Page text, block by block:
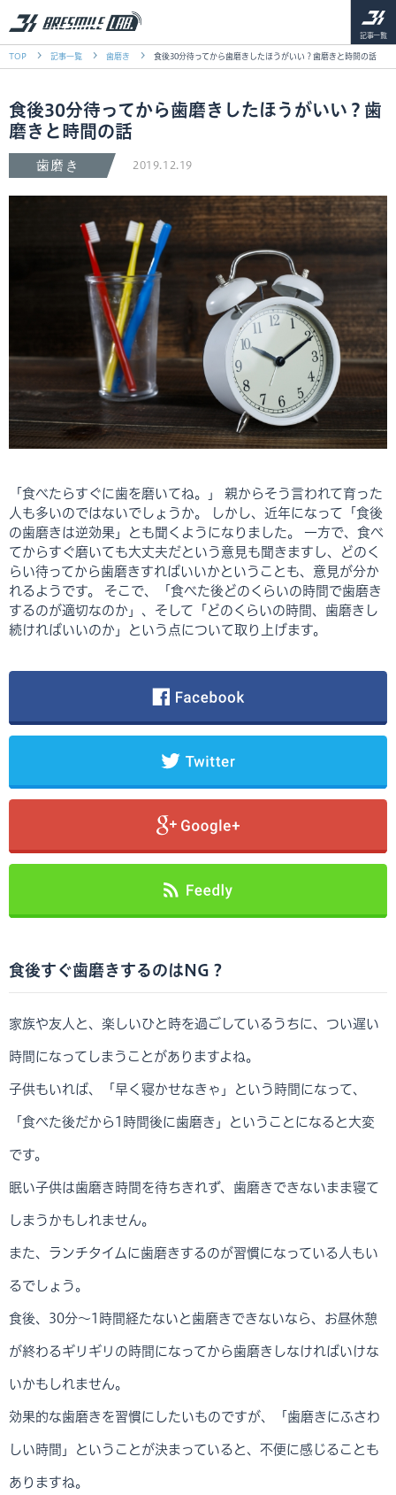
記事一覧
TOP 記事一覧 歯磨き 食後30分待ってから歯磨きしたほうがいい？歯磨きと時間の話
食後30分待ってから歯磨きしたほうがいい？歯
磨きと時間の話
歯磨き 2019.12.19
「食べたらすぐに歯を磨いてね。」 親からそう言われて育った
人も多いのではないでしょうか。 しかし、近年になって「食後
の歯磨きは逆効果」とも聞くようになりました。 一方で、食べ
てからすぐ磨いても大丈夫だという意見も聞きますし、どのく
らい待ってから歯磨きすればいいかということも、意見が分か
れるようです。 そこで、「食べた後どのくらいの時間で歯磨き
するのが適切なのか」、そして「どのくらいの時間、歯磨きし
続ければいいのか」という点について取り上げます。
食後すぐ歯磨きするのはNG？
家族や友人と、楽しいひと時を過ごしているうちに、つい遅い
時間になってしまうことがありますよね。
子供もいれば、「早く寝かせなきゃ」という時間になって、
「食べた後だから1時間後に歯磨き」ということになると大変
です。
眠い子供は歯磨き時間を待ちきれず、歯磨きできないまま寝て
しまうかもしれません。
また、ランチタイムに歯磨きするのが習慣になっている人もい
るでしょう。
食後、30分～1時間経たないと歯磨きできないなら、お昼休憩
が終わるギリギリの時間になってから歯磨きしなければいけな
いかもしれません。
効果的な歯磨きを習慣にしたいものですが、「歯磨きにふさわ
しい時間」ということが決まっていると、不便に感じることも
ありますね。